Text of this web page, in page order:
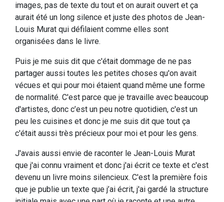
images, pas de texte du tout et on aurait ouvert et ça
aurait été un long silence et juste des photos de Jean-
Louis Murat qui défilaient comme elles sont
organisées dans le livre.
Puis je me suis dit que c'était dommage de ne pas
partager aussi toutes les petites choses qu'on avait
vécues et qui pour moi étaient quand même une forme
de normalité. C'est parce que je travaille avec beaucoup
d'artistes, donc c’est un peu notre quotidien, c'est un
peu les cuisines et donc je me suis dit que tout ça
c'était aussi très précieux pour moi et pour les gens.
J'avais aussi envie de raconter le Jean-Louis Murat
que j'ai connu vraiment et donc j'ai écrit ce texte et c'est
devenu un livre moins silencieux. C'est la première fois
que je publie un texte que j’ai écrit, j'ai gardé la structure